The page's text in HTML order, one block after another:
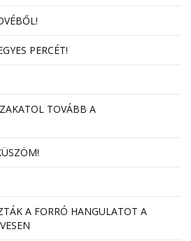
PERCÉT!
TOVÁBB A
A FORRÓ HANGULATOT A